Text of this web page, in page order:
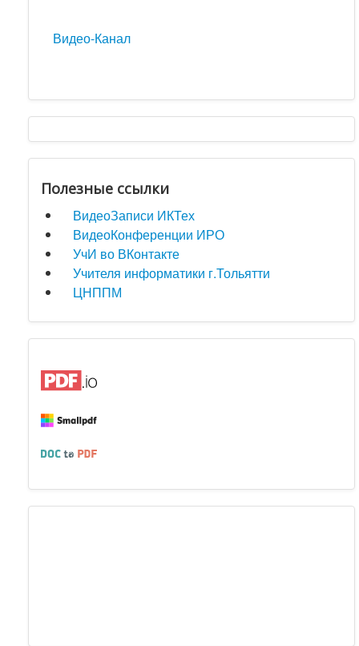
Видео-Канал
Полезные ссылки
ВидеоЗаписи ИКТех
ВидеоКонференции ИРО
УчИ во ВКонтакте
Учителя информатики г.Тольятти
ЦНППМ